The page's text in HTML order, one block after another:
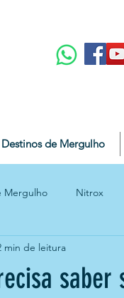
Destinos de Mergulho
Mergulho Nitrox
min de leitura